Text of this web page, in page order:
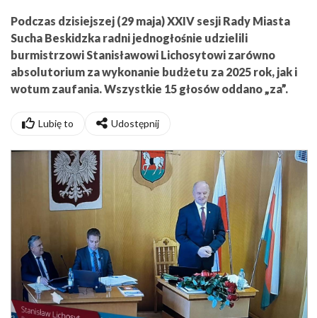
Podczas dzisiejszej (29 maja) XXIV sesji Rady Miasta
Sucha Beskidzka radni jednogłośnie udzielili
burmistrzowi Stanisławowi Lichosytowi zarówno
absolutorium za wykonanie budżetu za 2025 rok, jak i
wotum zaufania. Wszystkie 15 głosów oddano „za”.
Lubię to Udostępnij